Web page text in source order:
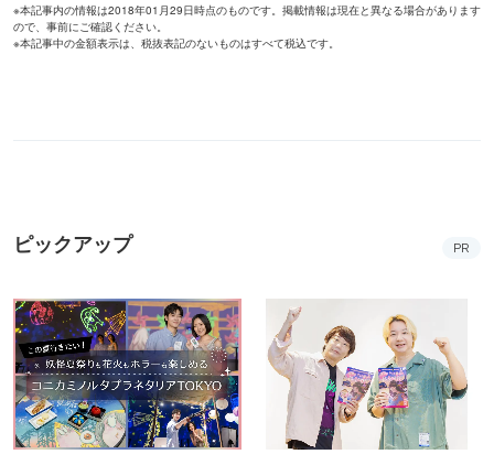
※本記事内の情報は2018年01月29日時点のものです。掲載情報は現在と異なる場合があります
ので、事前にご確認ください。
※本記事中の金額表示は、税抜表記のないものはすべて税込です。
ピックアップ PR